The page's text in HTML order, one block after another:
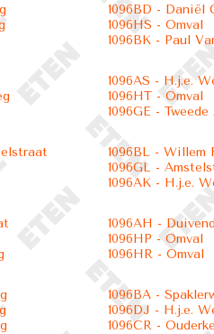
1096BD - Daniël
1096HS - Omval
1096BK - Paul
1096AS - H.j.e.
1096HT - Omval
1096GE -
1096BL - Willem
1096GL -
1096AK - H.j.e.
1096AH -
1096HP - Omval
1096HR - Omval
1096BA -
1096DJ - H.j.e.
1096CR -